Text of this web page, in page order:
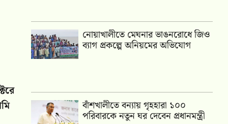
নোয়াখালীতে মেঘনার ভাঙনরোধে জিও
ব্যাগ প্রকল্পে অনিয়মের অভিযোগ
বাঁশখালীতে বন্যায় গৃহহারা ১০০
পরিবারকে নতুন ঘর দেবেন প্রধানমন্ত্রী